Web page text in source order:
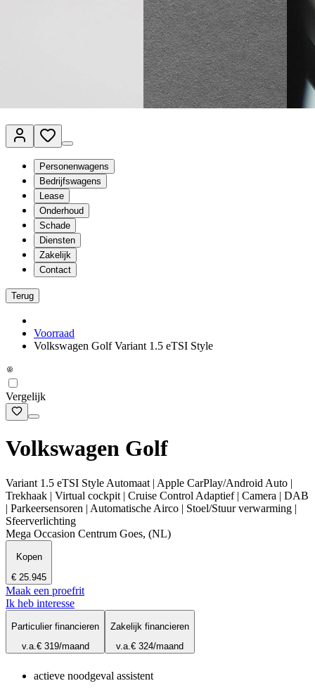
Van Mossel Automotive Group
Personenwagens
Bedrijfswagens
Lease
Onderhoud
Schade
Diensten
Zakelijk
Contact
Terug
Voorraad
Volkswagen Golf Variant 1.5 eTSI Style
Vergelijk
Volkswagen Golf
Variant 1.5 eTSI Style Automaat | Apple CarPlay/Android Auto |
Trekhaak | Virtual cockpit | Cruise Control Adaptief | Camera | DAB
| Parkeersensoren | Automatische Airco | Stoel/Stuur verwarming |
Sfeerverlichting
Mega Occasion Centrum Goes, (NL)
Kopen
€ 25.945
Maak een proefrit
Ik heb interesse
Particulier financieren
v.a.€ 319/maand
Zakelijk financieren
v.a.€ 324/maand
actieve noodgeval assistent